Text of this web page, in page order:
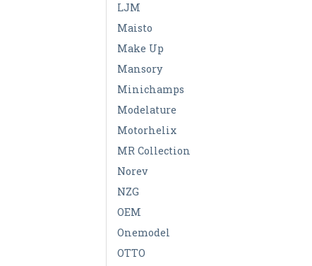
LJM
Maisto
Make Up
Mansory
Minichamps
Modelature
Motorhelix
MR Collection
Norev
NZG
OEM
Onemodel
OTTO